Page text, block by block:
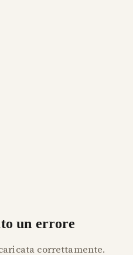
un errore
correttamente.